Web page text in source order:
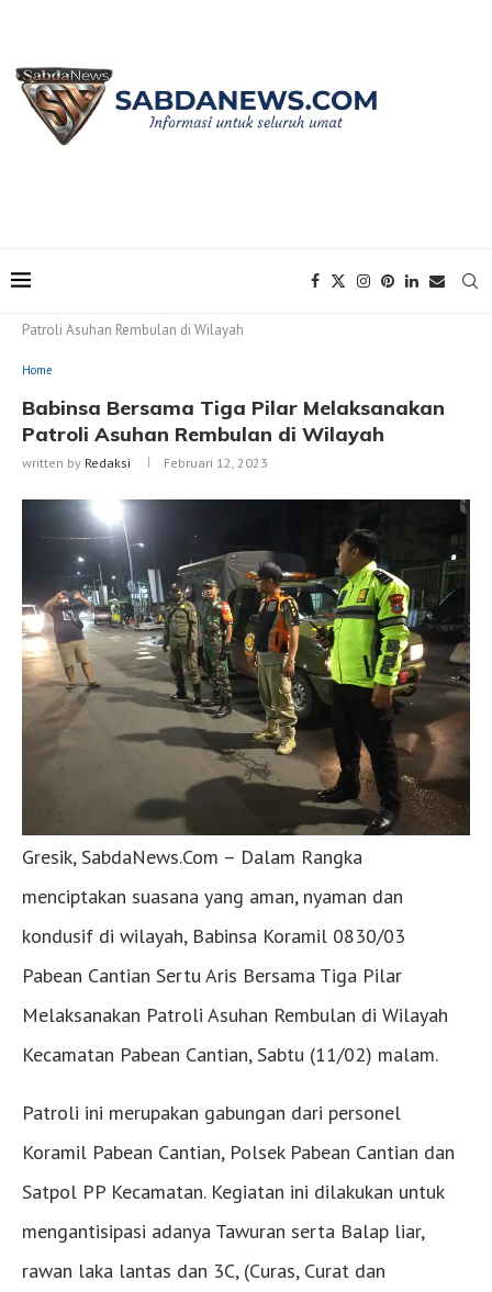
Patroli Asuhan Rembulan di Wilayah
Home
Babinsa Bersama Tiga Pilar Melaksanakan
Patroli Asuhan Rembulan di Wilayah
written by Redaksi Februari 12, 2023
Gresik, SabdaNews.Com – Dalam Rangka
menciptakan suasana yang aman, nyaman dan
kondusif di wilayah, Babinsa Koramil 0830/03
Pabean Cantian Sertu Aris Bersama Tiga Pilar
Melaksanakan Patroli Asuhan Rembulan di Wilayah
Kecamatan Pabean Cantian, Sabtu (11/02) malam.
Patroli ini merupakan gabungan dari personel
Koramil Pabean Cantian, Polsek Pabean Cantian dan
Satpol PP Kecamatan. Kegiatan ini dilakukan untuk
mengantisipasi adanya Tawuran serta Balap liar,
rawan laka lantas dan 3C, (Curas, Curat dan